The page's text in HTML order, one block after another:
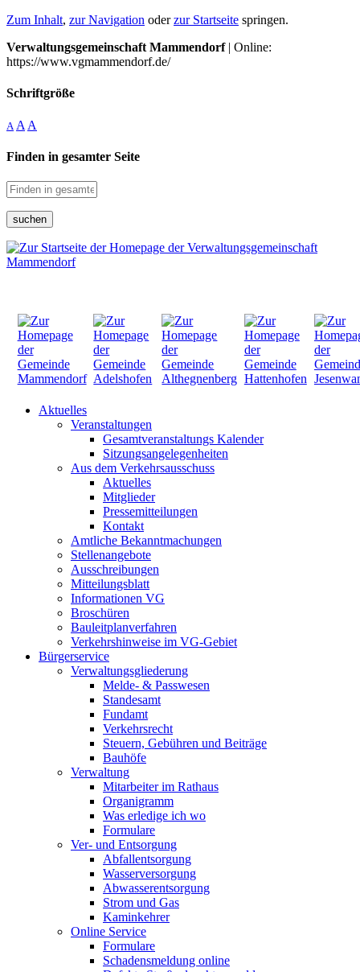
Zum Inhalt, zur Navigation oderzur Startseite springen.
Verwaltungsgemeinschaft Mammendorf| Online:
https://www.vgmammendorf.de/
Schriftgröße
A A A
Finden in gesamter Seite
suchen
Aktuelles
Veranstaltungen
Gesamtveranstaltungs Kalender
Sitzungsangelegenheiten
Aus dem Verkehrsausschuss
Aktuelles
Mitglieder
Pressemitteilungen
Kontakt
Amtliche Bekanntmachungen
Stellenangebote
Ausschreibungen
Mitteilungsblatt
Informationen VG
Broschüren
Bauleitplanverfahren
Verkehrshinweise im VG-Gebiet
Bürgerservice
Verwaltungsgliederung
Melde- & Passwesen
Standesamt
Fundamt
Verkehrsrecht
Steuern, Gebühren und Beiträge
Bauhöfe
Verwaltung
Mitarbeiter im Rathaus
Organigramm
Was erledige ich wo
Formulare
Ver- und Entsorgung
Abfallentsorgung
Wasserversorgung
Abwasserentsorgung
Strom und Gas
Kaminkehrer
Online Service
Formulare
Schadensmeldung online